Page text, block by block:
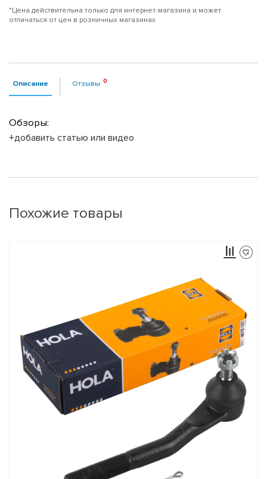
*Цена действительна только для интернет-магазина и может
отличаться от цен в розничных магазинах
Описание Отзывы
Обзоры:
+добавить статью или видео
Похожие товары